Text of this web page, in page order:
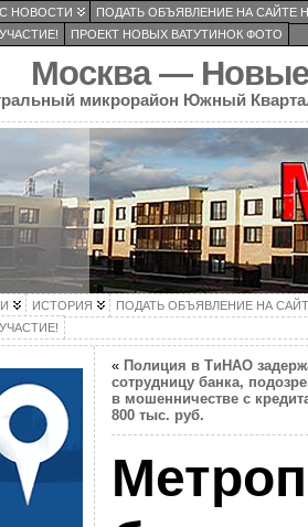
НОВОСТИ
ПОДАТЬ ОБЪЯВЛЕНИЕ НА САЙТЕ
ПРОЕКТ НОВЫХ ВАТУТИНОК ФОТО
Москва — Новые
микрорайон Южный
ИСТОРИЯ
ПОДАТЬ ОБЪЯВЛЕНИЕ НА
« Полиция в ТиНАО
сотрудницу банка,
в мошенничестве с
800 тыс. руб.